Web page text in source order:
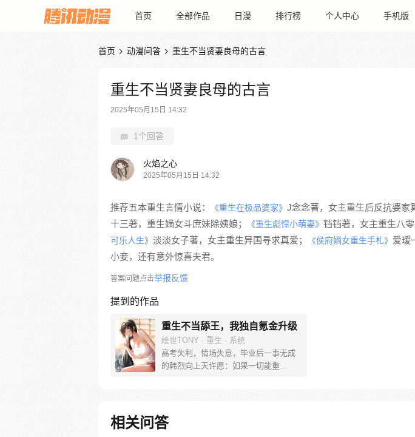
首页 全部作品 日漫 排行榜 个人中心 手机版
首页  动漫问答  重生不当贤妻良母的古言
重生不当贤妻良母的古言
2025年05月15日 14:32
1个回答
火焰之心
2025年05月15日 14:32
推荐五本重生言情小说： 《重生在极品婆家》 J念念著，女主重生后反抗婆家
十三著，重生嫡女斗庶妹除姨娘；
《重生彪悍小萌妻》 铛铛著，女主重生八零
可乐人生》 淡淡女子著，女主重生异国寻求真爱； 《侯府嫡女重生手札》 爱瑷
小妾，还有意外惊喜夫君。
答案问题点击举报反馈
提到的作品
重生不当舔王，我独自氪金升级
绘世TONY · 重生 · 系统
高考失利，情场失意，毕业后一事无成
的韩烈向上天许愿：如果一切能重
富家哥，俘获女神们的芳心……重生一
场，且看韩烈如何逆袭，青云直上！
相关问答